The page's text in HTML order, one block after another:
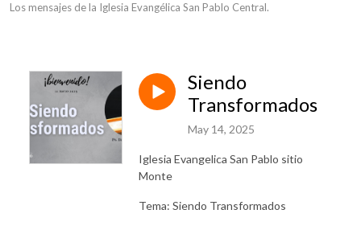
Los mensajes de la Iglesia Evangélica San Pablo Central.
Siendo
Transformados
May 14, 2025
Iglesia Evangelica San Pablo sitio
Monte
Tema: Siendo Transformados